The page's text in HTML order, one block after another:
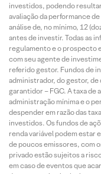
investidos, podendo
avaliação da performance
análise de, no mínimo, 12
antes de investir. Todas as
regulamento e o prospecto
com seu agente de
referido gestor. Fundos de
administrador, do gestor,
garantidor – FGC. A taxa de
administração mínima e o
despender em razão das
investidos. Os fundos de
renda variável podem estar
de poucos emissores, com
privado estão sujeitos a
em caso de eventos que